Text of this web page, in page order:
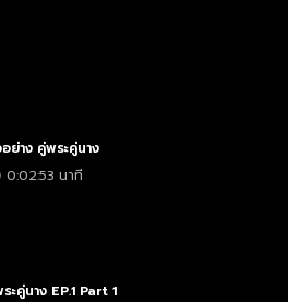
ย่าง คู่พระคู่นาง
0:02:53 นาที
ะคู่นาง EP.1 Part 1